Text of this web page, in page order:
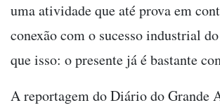
uma atividade que até prova em
conexão com o sucesso industrial
que isso: o presente já é bastante
A reportagem do Diário do Grande